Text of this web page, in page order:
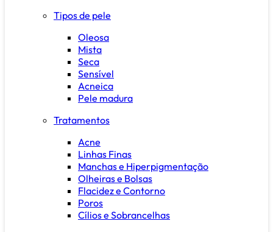
Tipos de pele
Oleosa
Mista
Seca
Sensível
Acneica
Pele madura
Tratamentos
Acne
Linhas Finas
Manchas e Hiperpigmentação
Olheiras e Bolsas
Flacidez e Contorno
Poros
Cílios e Sobrancelhas